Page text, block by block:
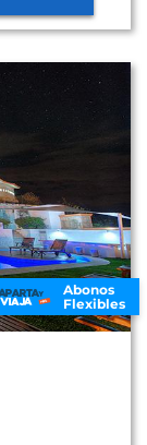
Abonos
Flexibles